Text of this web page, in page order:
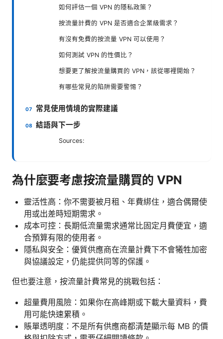
如何評估一個 VPN 的隱私政策？
按流量計費的 VPN 是否適合企業級需求？
有沒有免費的按流量 VPN 可以使用？
如何測試 VPN 的性價比？
想要更了解按流量購買的 VPN，該從哪裡開始？
有哪些常見的陷阱需要警惕？
常見使用情境的實際建議
結語與下一步
Sources:
為什麼要考慮按流量購買的 VPN
靈活性高：你不需要被月租、年費綁住，適合偶爾使
用或出差時短期需求。
成本可控：長期低流量需求通常比固定月費便宜，適
合預算有限的使用者。
隱私與安全：優質供應商在流量計費下不會犧牲加密
與協議設定，仍能提供同等的保護。
但也要注意，按流量計費常見的挑戰包括：
超量費用風險：如果你在高峰期或下載大量資料，費
用可能快速累積。
賬單透明度：不是所有供應商都清楚顯示每 MB 的價